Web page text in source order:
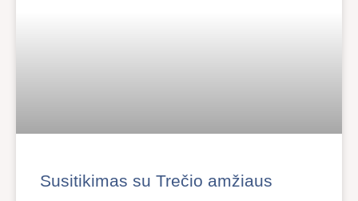
Susitikimas su Trečio amžiaus